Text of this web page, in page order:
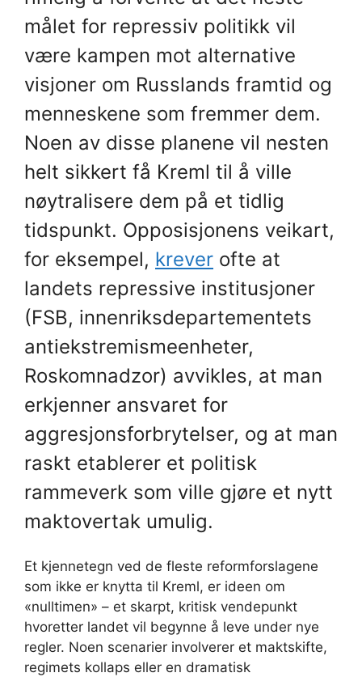
målet for repressiv politikk vil
være kampen mot alternative
visjoner om Russlands framtid og
menneskene som fremmer dem.
Noen av disse planene vil nesten
helt sikkert få Kreml til å ville
nøytralisere dem på et tidlig
tidspunkt. Opposisjonens veikart,
for eksempel, krever ofte at
landets repressive institusjoner
(FSB, innenriksdepartementets
antiekstremismeenheter,
Roskomnadzor) avvikles, at man
erkjenner ansvaret for
aggresjonsforbrytelser, og at man
raskt etablerer et politisk
rammeverk som ville gjøre et nytt
maktovertak umulig.
Et kjennetegn ved de fleste reformforslagene
som ikke er knytta til Kreml, er ideen om
«nulltimen» – et skarpt, kritisk vendepunkt
hvoretter landet vil begynne å leve under nye
regler. Noen scenarier involverer et maktskifte,
regimets kollaps eller en dramatisk